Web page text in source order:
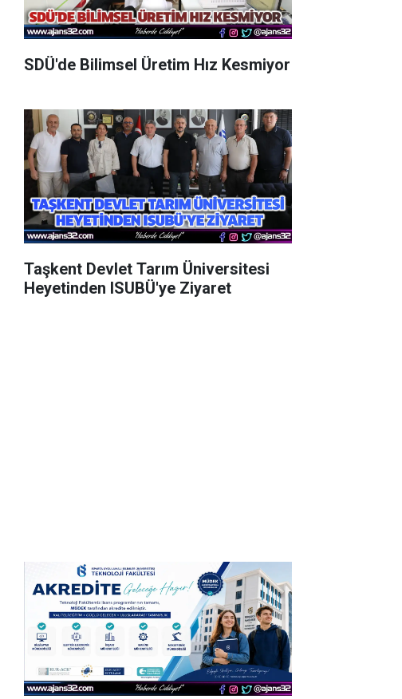
SDÜ'de Bilimsel Üretim Hız Kesmiyor
Taşkent Devlet Tarım Üniversitesi
Heyetinden ISUBÜ'ye Ziyaret